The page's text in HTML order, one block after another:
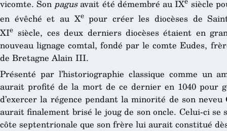
vicomte. Son pagusavait été démembré au IX siècle
en évêché et au Xepour créer les diocèses de
XIe siècle, ces deux derniers diocèses étaient en
nouveau lignage comtal, fondé par le comte Eudes,
de Bretagne Alain III.
Présenté par l’historiographie classique comme un
aurait profité de la mort de ce dernier en 1040 pour
d’exercer la régence pendant la minorité de son
aurait finalement brisé le joug de son oncle. Celui-ci
côte septentrionale que son frère lui aurait constitué